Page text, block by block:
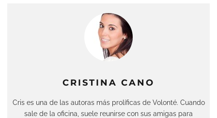
CRISTINA CANO
Cris es una de las autoras más prolíficas de Volonté. Cuando
sale de la oficina, suele reunirse con sus amigas para